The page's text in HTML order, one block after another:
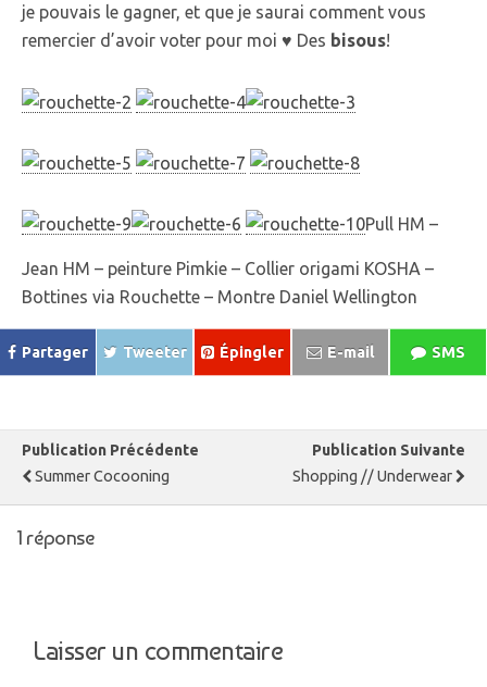
je pouvais le gagner, et que je saurai comment vous
remercier d’avoir voter pour moi ♥ Des bisous!
Pull HM –
Jean HM – peinture Pimkie – Collier origami KOSHA –
Bottines via Rouchette – Montre Daniel Wellington
Partager Tweeter Épingler E-mail SMS
Publication Précédente
Summer Cocooning
Publication Suivante
Shopping // Underwear
1 réponse
Laisser un commentaire